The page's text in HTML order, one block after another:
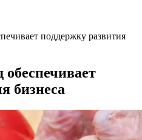
поддержку развития
бизнеса